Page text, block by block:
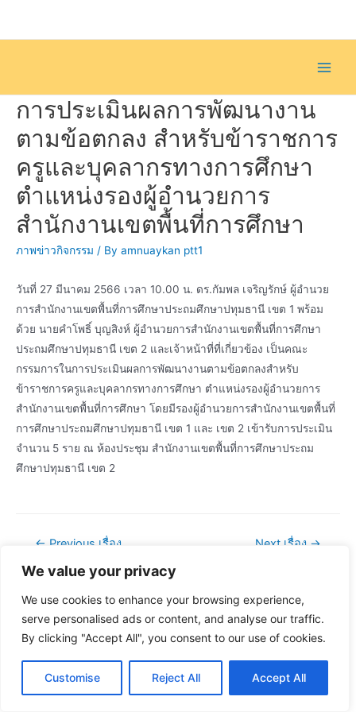
We value your privacy
We use cookies to enhance your browsing experience,
serve personalised ads or content, and analyse our traffic.
By clicking "Accept All", you consent to our use of cookies.
Customise Reject All Accept All
การประเมินผลการพัฒนางาน
ตามข้อตกลง สำหรับข้าราชการ
ครูและบุคลากรทางการศึกษา
ตำแหน่งรองผู้อำนวยการ
สำนักงานเขตพื้นที่การศึกษา
ภาพข่าวกิจกรรม / By amnuaykan ptt1
วันที่ 27 มีนาคม 2566 เวลา 10.00 น. ดร.กัมพล เจริญรักษ์ ผู้อำนวย
การสำนักงานเขตพื้นที่การศึกษาประถมศึกษาปทุมธานี เขต 1 พร้อม
ด้วย นายคำโพธิ์ บุญสิงห์ ผู้อำนวยการสำนักงานเขตพื้นที่การศึกษา
ประถมศึกษาปทุมธานี เขต 2 และเจ้าหน้าที่ที่เกี่ยวข้อง เป็นคณะ
กรรมการในการประเมินผลการพัฒนางานตามข้อตกลงสำหรับ
ข้าราชการครูและบุคลากรทางการศึกษา ตำแหน่งรองผู้อำนวยการ
สำนักงานเขตพื้นที่การศึกษา โดยมีรองผู้อำนวยการสำนักงานเขตพื้นที่
การศึกษาประถมศึกษาปทุมธานี เขต 1 และ เขต 2 เข้ารับการประเมิน
จำนวน 5 ราย ณ ห้องประชุม สำนักงานเขตพื้นที่การศึกษาประถม
ศึกษาปทุมธานี เขต 2
แนะแนว
← Previous เรื่อง Next เรื่อง →